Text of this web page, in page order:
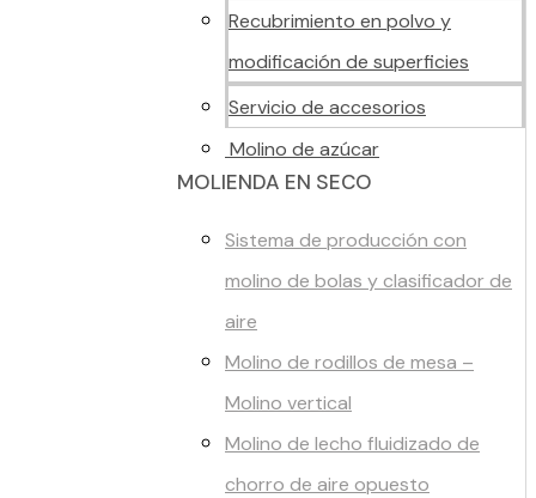
Recubrimiento en polvo y
modificación de superficies
Servicio de accesorios
Molino de azúcar
MOLIENDA EN SECO
Sistema de producción con
molino de bolas y clasificador de
aire
Molino de rodillos de mesa –
Molino vertical
Molino de lecho fluidizado de
chorro de aire opuesto